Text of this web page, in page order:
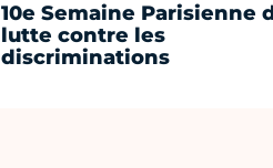
10e Semaine Parisienne
lutte contre les
discriminations